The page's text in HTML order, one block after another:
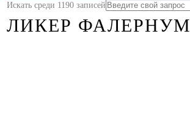
Искать среди 1190 записей
ЛИКЕР ФАЛЕРНУМ